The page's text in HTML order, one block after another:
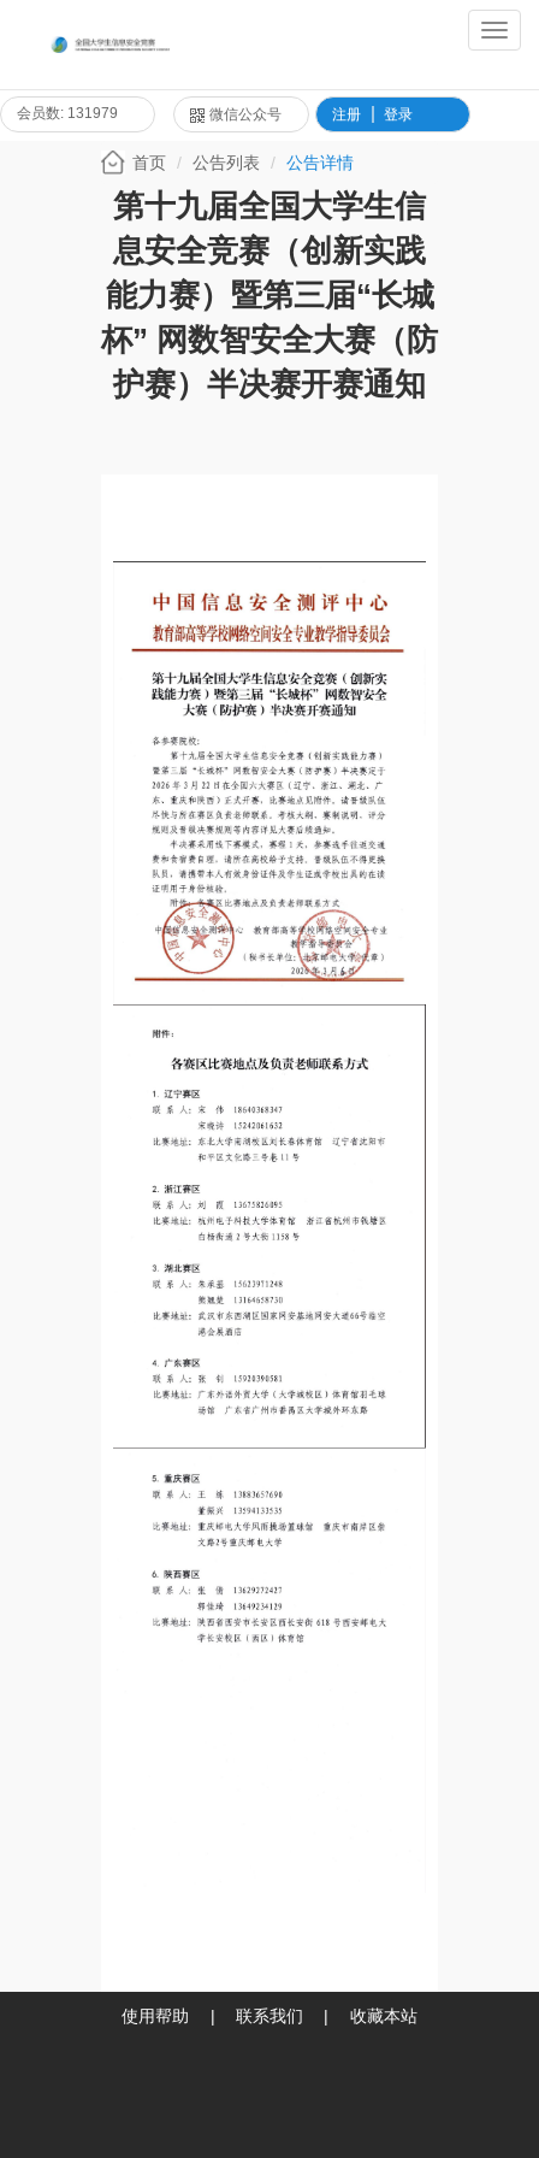
会员数: 131979 微信公众号 注册 登录
首页 公告列表 公告详情
第十九届全国大学生信
息安全竞赛（创新实践
能力赛）暨第三届“长城
杯” 网数智安全大赛（防
护赛）半决赛开赛通知
使用帮助 | 联系我们 | 收藏本站